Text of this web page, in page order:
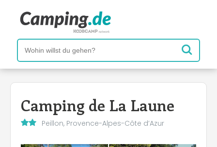
Camping de La Laune
Peillon, Provence-Alpes-Côte d’Azur